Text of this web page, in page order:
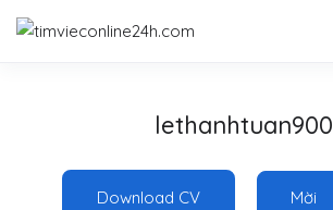
lethanhtuan900
Download CV Mời